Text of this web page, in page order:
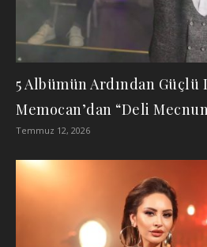
5 Albümün Ardından Güçlü
Memocan’dan “Deli
Temmuz 12, 2026